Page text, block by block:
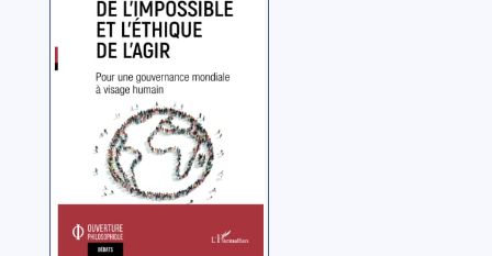
l'éthique de
l'agir: pour une
gouvernance
mondiale à
visage humain
Sy, Hamdou Rabby